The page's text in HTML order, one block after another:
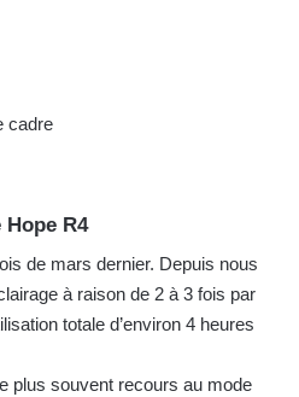
cadre
R4
de mars dernier. Depuis nous
à raison de 2 à 3 fois par
totale d’environ 4 heures
plus souvent recours au mode